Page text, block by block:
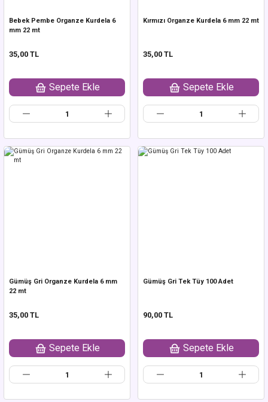
Bebek Pembe Organze Kurdela 6
mm 22 mt
35,00 TL
Sepete Ekle
Kırmızı Organze Kurdela 6 mm 22 mt
35,00 TL
Sepete Ekle
Gümüş Gri Organze Kurdela 6 mm
22 mt
35,00 TL
Sepete Ekle
Gümüş Gri Tek Tüy 100 Adet
90,00 TL
Sepete Ekle